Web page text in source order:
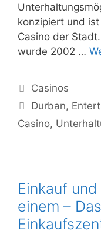
konzipiert und
Casino der
wurde 2002 …
Kategorien
Casinos
Schlagwörter
Durban,
Casino,
Einkauf
einem –